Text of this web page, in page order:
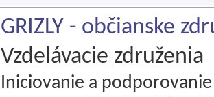
GRIZLY - občianske
Vzdelávacie združenia
Iniciovanie a